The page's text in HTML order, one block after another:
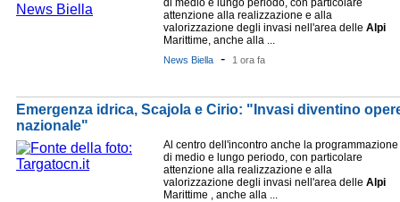
di medio e lungo periodo, con particolare
attenzione alla realizzazione e alla
valorizzazione degli invasi nell'area delle Alpi
Marittime, anche alla ...
News Biella - 1 ora fa
Emergenza idrica, Scajola e Cirio: "Invasi diventino
nazionale"
Al centro dell'incontro anche la programmazione
di medio e lungo periodo, con particolare
attenzione alla realizzazione e alla
valorizzazione degli invasi nell'area delle Alpi
Marittime , anche alla ...